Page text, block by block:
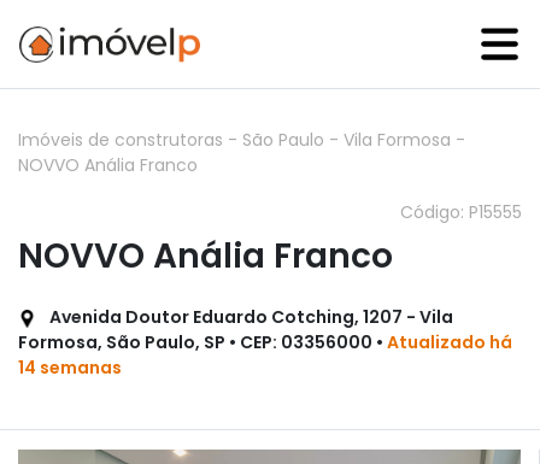
Imóveis de construtoras - São Paulo - Vila Formosa -
NOVVO Anália Franco
Código: P15555
NOVVO Anália Franco
Avenida Doutor Eduardo Cotching, 1207 - Vila
Formosa, São Paulo, SP • CEP: 03356000 • Atualizado há
14 semanas